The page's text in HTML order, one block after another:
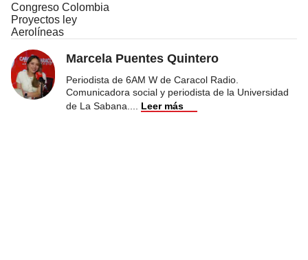
Congreso Colombia
Proyectos ley
Aerolíneas
Marcela Puentes Quintero
Periodista de 6AM W de Caracol Radio.
Comunicadora social y periodista de la Universidad
de La Sabana.
Leer más